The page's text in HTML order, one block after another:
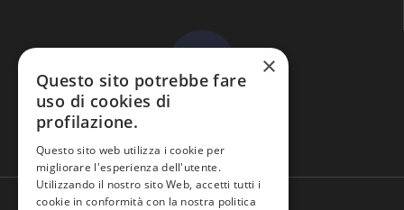
Domande frequenti
×
Questo sito potrebbe fare
uso di cookies di
profilazione.
Questo sito web utilizza i cookie per
migliorare l'esperienza dell'utente.
Utilizzando il nostro sito Web, accetti tutti i
cookie in conformità con la nostra politica